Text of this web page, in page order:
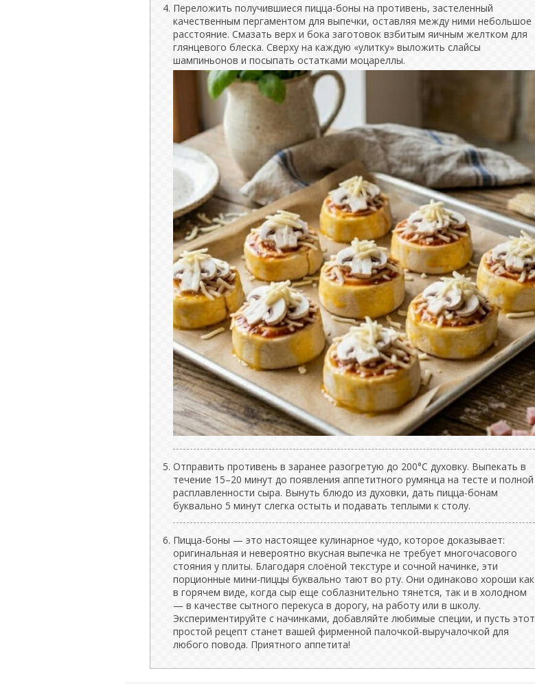
Переложить получившиеся пицца-боны на противень, застеленный
качественным пергаментом для выпечки, оставляя между ними небольшое
расстояние. Смазать верх и бока заготовок взбитым яичным желтком для
глянцевого блеска. Сверху на каждую «улитку» выложить слайсы
шампиньонов и посыпать остатками моцареллы.
Отправить противень в заранее разогретую до 200°C духовку. Выпекать в
течение 15–20 минут до появления аппетитного румянца на тесте и полной
расплавленности сыра. Вынуть блюдо из духовки, дать пицца-бонам
буквально 5 минут слегка остыть и подавать теплыми к столу.
Пицца-боны — это настоящее кулинарное чудо, которое доказывает:
оригинальная и невероятно вкусная выпечка не требует многочасового
стояния у плиты. Благодаря слоёной текстуре и сочной начинке, эти
порционные мини-пиццы буквально тают во рту. Они одинаково хороши как
в горячем виде, когда сыр еще соблазнительно тянется, так и в холодном
— в качестве сытного перекуса в дорогу, на работу или в школу.
Экспериментируйте с начинками, добавляйте любимые специи, и пусть этот
простой рецепт станет вашей фирменной палочкой-выручалочкой для
любого повода. Приятного аппетита!